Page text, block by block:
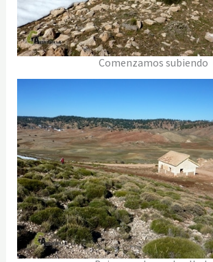
Comenzamos subiendo